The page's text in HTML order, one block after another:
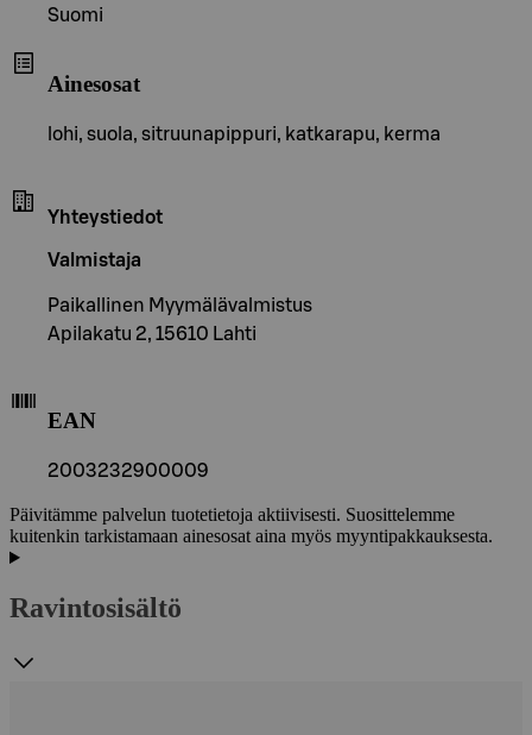
Suomi
Ainesosat
lohi, suola, sitruunapippuri, katkarapu, kerma
Yhteystiedot
Valmistaja
Paikallinen Myymälävalmistus
Apilakatu 2, 15610 Lahti
EAN
2003232900009
Päivitämme palvelun tuotetietoja aktiivisesti. Suosittelemme
kuitenkin tarkistamaan ainesosat aina myös myyntipakkauksesta.
Ravintosisältö